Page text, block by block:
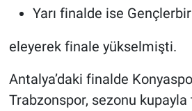
Yarı finalde ise
eleyerek finale yükselmişti.
Antalya’daki finalde
Trabzonspor, sezonu